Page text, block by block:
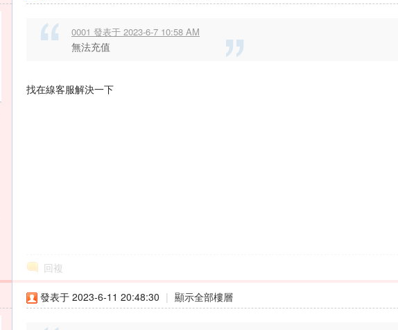
0001 發表于 2023-6-7 10:58 AM
無法充值
找在線客服解決一下
回複
發表于 2023-6-11 20:48:30 | 顯示全部樓層